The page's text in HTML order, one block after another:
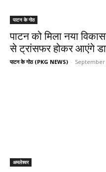
पाटन के गोठ
पाटन को मिला नया
से ट्रांसफर होकर आएंगे
पाटन के गोठ (PKG NEWS) - September
अमलेश्वर